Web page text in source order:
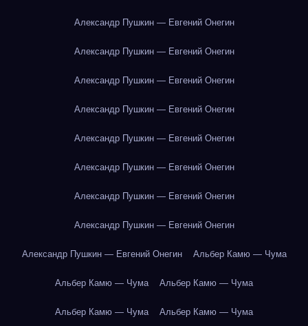
Александр Пушкин — Евгений Онегин
Александр Пушкин — Евгений Онегин
Александр Пушкин — Евгений Онегин
Александр Пушкин — Евгений Онегин
Александр Пушкин — Евгений Онегин
Александр Пушкин — Евгений Онегин
Александр Пушкин — Евгений Онегин
Александр Пушкин — Евгений Онегин
Александр Пушкин — Евгений Онегин Альбер Камю — Чума
Альбер Камю — Чума Альбер Камю — Чума
Альбер Камю — Чума Альбер Камю — Чума